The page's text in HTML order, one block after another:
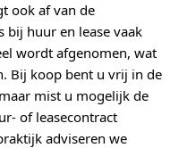
ook af van de
bij huur en lease vaak
wordt afgenomen, wat
Bij koop bent u vrij in de
mist u mogelijk de
of leasecontract
adviseren we